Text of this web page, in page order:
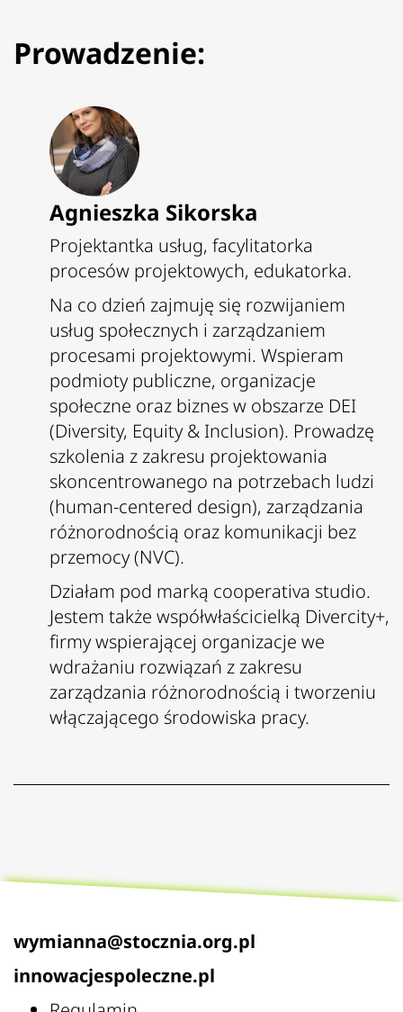
Prowadzenie:
Agnieszka Sikorska
Projektantka usług, facylitatorka
procesów projektowych, edukatorka.
Na co dzień zajmuję się rozwijaniem
usług społecznych i zarządzaniem
procesami projektowymi. Wspieram
podmioty publiczne, organizacje
społeczne oraz biznes w obszarze DEI
(Diversity, Equity & Inclusion). Prowadzę
szkolenia z zakresu projektowania
skoncentrowanego na potrzebach ludzi
(human-centered design), zarządzania
różnorodnością oraz komunikacji bez
przemocy (NVC).
Działam pod marką cooperativa studio.
Jestem także współwłaścicielką Divercity+,
firmy wspierającej organizacje we
wdrażaniu rozwiązań z zakresu
zarządzania różnorodnością i tworzeniu
włączającego środowiska pracy.
wymianna@stocznia.org.pl
innowacjespoleczne.pl